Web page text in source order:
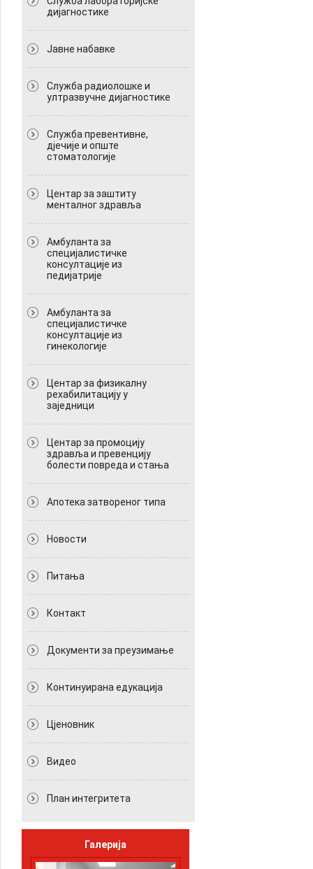
дијагностике
Јавне набавке
Служба радиолошке и
ултразвучне дијагностике
Служба превентивне,
дјечије и опште
стоматологије
Центар за заштиту
менталног здравља
Амбуланта за
специјалистичке
консултације из
педијатрије
Амбуланта за
специјалистичке
консултације из
гинекологије
Центар за физикалну
рехабилитацију у
заједници
Центар за промоцију
здравља и превенцију
болести повреда и стања
Апотека затвореног типа
Новости
Питања
Контакт
Документи за преузимање
Континуирана едукација
Цјеновник
Видео
План интегритета
Галерија